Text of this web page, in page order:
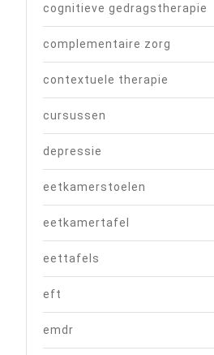
cognitieve gedragstherapie
complementaire zorg
contextuele therapie
cursussen
depressie
eetkamerstoelen
eetkamertafel
eettafels
eft
emdr